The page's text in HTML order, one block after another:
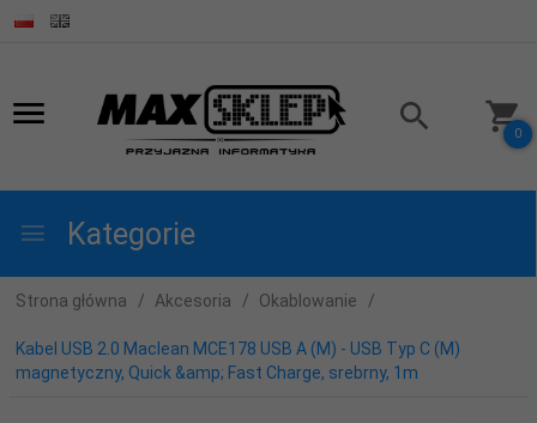
0
Kategorie
Strona główna Akcesoria Okablowanie
Kabel USB 2.0 Maclean MCE178 USB A (M) - USB Typ C (M)
magnetyczny, Quick &amp; Fast Charge, srebrny, 1m